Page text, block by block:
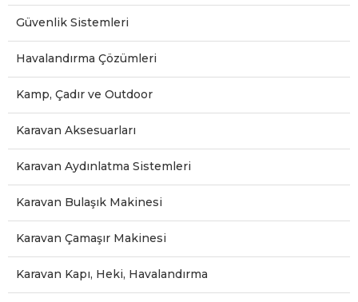
Güvenlik Sistemleri
Havalandırma Çözümleri
Kamp, Çadır ve Outdoor
Karavan Aksesuarları
Karavan Aydınlatma Sistemleri
Karavan Bulaşık Makinesi
Karavan Çamaşır Makinesi
Karavan Kapı, Heki, Havalandırma